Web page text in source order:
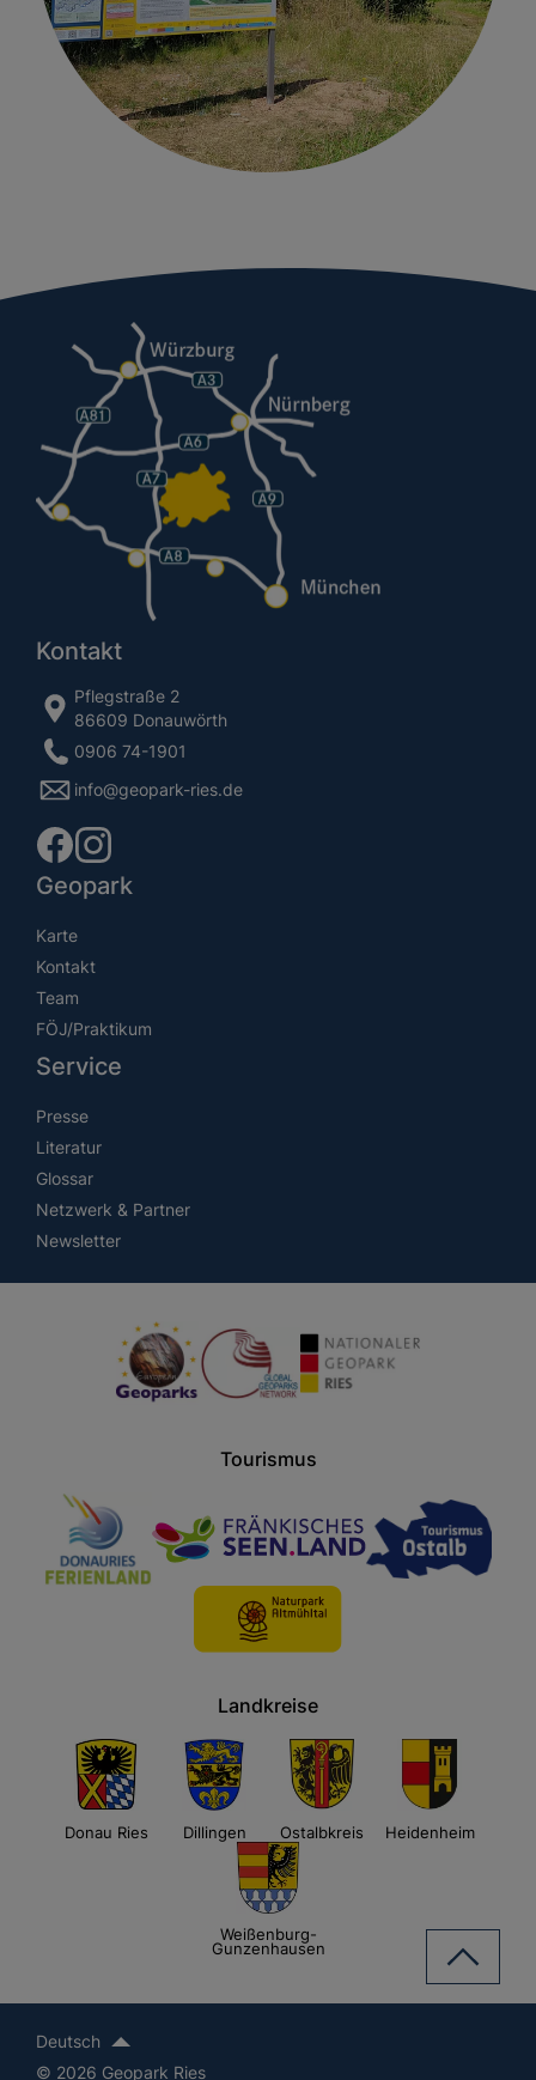
Kontakt
Pflegstraße 2
86609 Donauwörth
0906 74-1901
info@geopark-ries.de
Geopark
Karte
Kontakt
Team
FÖJ/Praktikum
Service
Presse
Literatur
Glossar
Netzwerk & Partner
Newsletter
Tourismus
Landkreise
Donau Ries Dillingen Ostalbkreis Heidenheim
Weißenburg-
Gunzenhausen
Deutsch
© 2026 Geopark Ries